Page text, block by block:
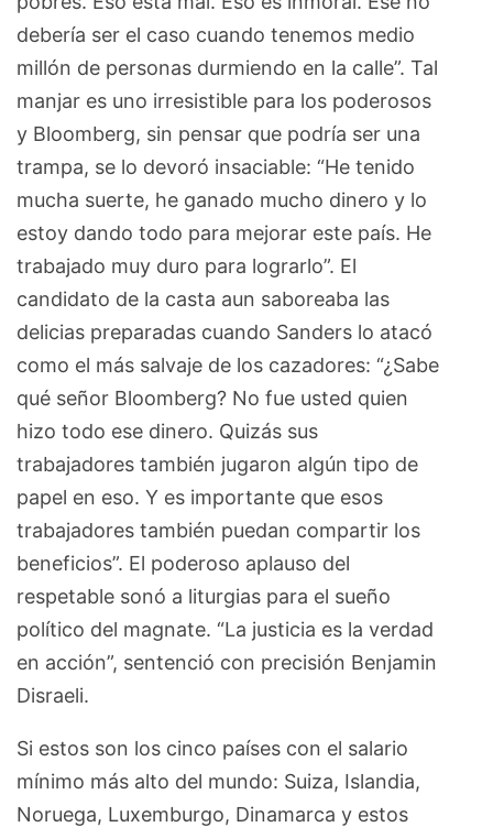
debería ser el caso cuando tenemos medio
millón de personas durmiendo en la calle”. Tal
manjar es uno irresistible para los poderosos
y Bloomberg, sin pensar que podría ser una
trampa, se lo devoró insaciable: “He tenido
mucha suerte, he ganado mucho dinero y lo
estoy dando todo para mejorar este país. He
trabajado muy duro para lograrlo”. El
candidato de la casta aun saboreaba las
delicias preparadas cuando Sanders lo atacó
como el más salvaje de los cazadores: “¿Sabe
qué señor Bloomberg? No fue usted quien
hizo todo ese dinero. Quizás sus
trabajadores también jugaron algún tipo de
papel en eso. Y es importante que esos
trabajadores también puedan compartir los
beneficios”. El poderoso aplauso del
respetable sonó a liturgias para el sueño
político del magnate. “La justicia es la verdad
en acción”, sentenció con precisión Benjamin
Disraeli.
Si estos son los cinco países con el salario
mínimo más alto del mundo: Suiza, Islandia,
Noruega, Luxemburgo, Dinamarca y estos